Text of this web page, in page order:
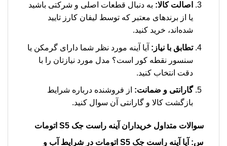
اصالت کالا: به دنبال قطعات اصلی و شرکتی باشید
یا از برندهای معتبر که توسط لیفان کارز تایید
شده‌اند، خرید کنید.
تطابق با نیاز: آیا آینه مورد نظر شما دارای گرمکن یا
سنسور نقطه کور است؟ مدل مورد نیازتان را با
دقت انتخاب کنید.
گارانتی و ضمانت: از فروشنده درباره شرایط
بازگشت کالا و گارانتی آن سوال کنید.
سوالات متداول خریداران آینه راست جک S5 اتومات
س: آیا آینه راست جک S5 اتومات در شرایط آب و